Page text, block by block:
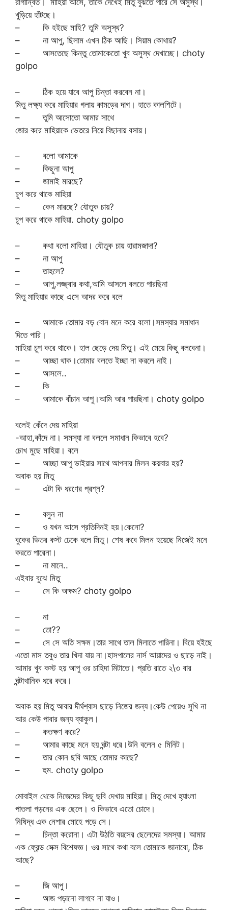
রাগান্বিত। মাহিয়া আসে, তাকে দেখেই মিতু বুঝতে পারে সে অসুস্থ।
খুড়িয়ে হাঁটছে।
– কি হইছে মাহি? তুমি অসুস্থ?
– না আপু, ছিলাম এখন ঠিক আছি। সিয়াম কোথায়?
– আসতেছে কিন্তু তোমাকেতো খুব অসুস্থ দেখাচ্ছে। choty
golpo
– ঠিক হয়ে যাবে আপু চিন্তা করবেন না।
মিতু লক্ষ্য করে মাহিয়ার গলায় কামড়ের দাগ। হাতে কালশিটে।
– তুমি আসোতো আমার সাথে
জোর করে মাহিয়াকে ভেতরে নিয়ে বিছানায় বসায়।
– বলো আমাকে
– কিছুনা আপু
– জামাই মারছে?
চুপ করে থাকে মাহিয়া
– কেন মারছে? যৌতুক চায়?
চুপ করে থাকে মাহিয়া. choty golpo
– কথা বলো মাহিয়া। যৌতুক চায় হারামজাদা?
– না আপু
– তাহলে?
– আপু,লজ্জ্বার কথা,আমি আসলে বলতে পারছিনা
মিতু মাহিয়ার কাছে এসে আদর করে বলে
– আমাকে তোমার বড় বোন মনে করে বলো।সমস্যার সমাধান
দিতে পারি।
মাহিয়া চুপ করে থাকে। হাল ছেড়ে দেয় মিতু। এই মেয়ে কিছু বলবেনা।
– আচ্ছা থাক।তোমার বলতে ইচ্ছা না করলে নাই।
– আসলে..
– কি
– আমাকে বাঁচান আপু।আমি আর পারছিনা। choty golpo
বলেই কেঁদে দেয় মাহিয়া
-আহা,কাঁদে না। সমস্যা না বললে সমাধান কিভাবে হবে?
চোখ মুছে মাহিয়া। বলে
– আচ্ছা আপু ভাইয়ার সাথে আপনার মিলন কয়বার হয়?
অবাক হয় মিতু
– এটা কি ধরণের প্রশ্ন?
– বলুন না
– ও যখন আসে প্রতিদিনই হয়।কেনো?
বুকের ভিতর কস্ট ঢেকে বলে মিতু। শেষ কবে মিলন হয়েছে নিজেই মনে
করতে পারেনা।
– না মানে..
এইবার বুঝে মিতু
– সে কি অক্ষম? choty golpo
– না
– তো??
– সে সে অতি সক্ষম।তার সাথে তাল মিলাতে পারিনা। বিয়ে হইছে
এতো মাস তবুও তার খিদা যায় না।হাসপালের নার্স আয়াদের ও ছাড়ে নাই।
আমার খুব কস্ট হয় আপু ওর চাহিদা মিটাতে। প্রতি রাতে ২\৩ বার
ঘন্টাখানিক ধরে করে।
অবাক হয় মিতু আবার দীর্ঘশ্বাস ছাড়ে নিজের জন্য।কেউ পেয়েও সুখি না
আর কেউ পাবার জন্য ব্যাকুল।
– কতক্ষণ করে?
– আমার কাছে মনে হয় ঘন্টা ধরে।উনি বলেন ৫ মিনিট।
– তার কোন ছবি আছে তোমার কাছে?
– হুম. choty golpo
মোবাইল থেকে নিজেদের কিছু ছবি দেখায় মাহিয়া। মিতু দেখে হ্যাংলা
পাতলা গড়নের এক ছেলে। ও কিভাবে এতো চোদে।
নিষিদ্ধ এক নেশার মোহে পড়ে সে।
– চিন্তা করোনা। এটা উঠতি বয়সের ছেলেদের সমস্যা। আমার
এক ফ্রেন্ড সেক্স বিশেষজ্ঞ। ওর সাথে কথা বলে তোমাকে জানাবো, ঠিক
আছে?
– জি আপু।
– আজ পড়ানো লাগবে না যাও।